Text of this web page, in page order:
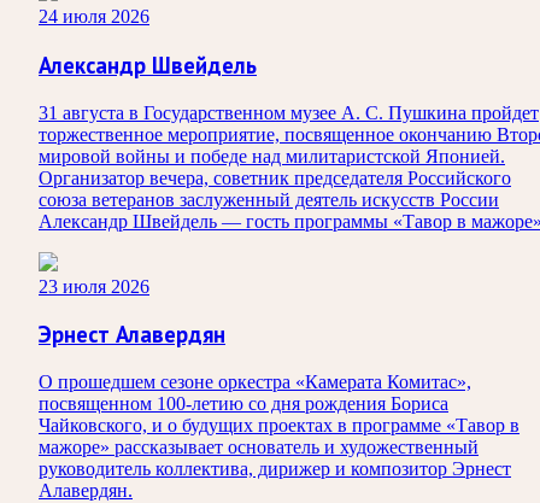
24 июля 2026
Александр Швейдель
31 августа в Государственном музее А. С. Пушкина пройдет
торжественное мероприятие, посвященное окончанию
мировой войны и победе над милитаристской Японией.
Организатор вечера, советник председателя Российского
союза ветеранов заслуженный деятель искусств России
Александр Швейдель — гость программы «Тавор в
23 июля 2026
Эрнест Алавердян
О прошедшем сезоне оркестра «Камерата Комитас»,
посвященном 100-летию со дня рождения Бориса
Чайковского, и о будущих проектах в программе «Тавор в
мажоре» рассказывает основатель и художественный
руководитель коллектива, дирижер и композитор Эрнест
Алавердян.